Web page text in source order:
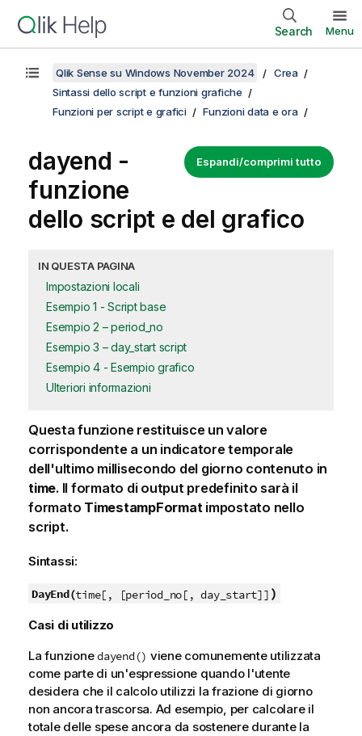
Search Menu
Qlik Sense su Windows November 2024
Crea
Sintassi dello script e funzioni grafiche
Funzioni per script e grafici
Funzioni data e ora
Espandi/comprimi tutto
dayend -
funzione
dello script e del grafico
IN QUESTA PAGINA
Impostazioni locali
Esempio 1 - Script base
Esempio 2 – period_no
Esempio 3 – day_start script
Esempio 4 - Esempio grafico
Ulteriori informazioni
Questa funzione restituisce un valore
corrispondente a un indicatore temporale
dell'ultimo millisecondo del giorno contenuto in
time. Il formato di output predefinito sarà il
formato TimestampFormatimpostato nello
script.
Sintassi:
DayEnd(time[, [period_no[, day_start]] )
Casi di utilizzo
La funzionedayend() viene comunemente utilizzata
come parte di un'espressione quando l'utente
desidera che il calcolo utilizzi la frazione di giorno
non ancora trascorsa. Ad esempio, per calcolare il
totale delle spese ancora da sostenere durante la